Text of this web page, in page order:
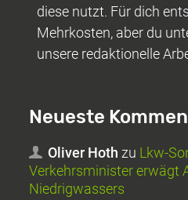
diese nutzt. Für dich
Mehrkosten, aber du
unsere redaktionelle
Neueste
Oliver Hoth zu Lkw-
Verkehrsminister erwägt
Niedrigwassers